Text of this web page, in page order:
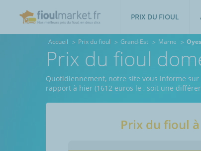
PRIX DU FIOUL
Accueil Prix du fioul Grand-Est Marne Oyes
Prix du fioul
Quotidiennement, notre site vous informe
rapport à hier (1612 euros le , soit une
Prix du fioul à